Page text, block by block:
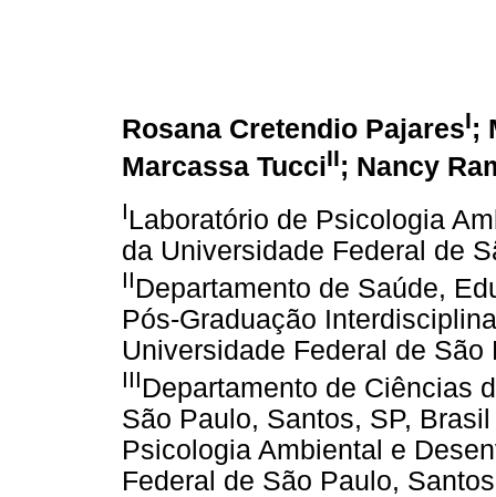
Rosana Cretendio PajaresI;
Marcassa TucciII; Nancy
ILaboratório de Psicologia
da Universidade Federal de
IIDepartamento de Saúde,
Pós-Graduação
Universidade Federal de
IIIDepartamento de Ciências
São Paulo, Santos, SP,
Psicologia Ambiental e
Federal de São Paulo,